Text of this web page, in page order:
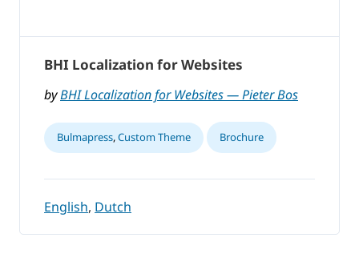
BHI Localization for Websites
byBHI Localization for Websites — Pieter Bos
Bulmapress,Custom Theme Brochure
English, Dutch